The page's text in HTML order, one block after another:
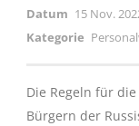
Datum 15 Nov.
Kategorie
Die Regeln für
Bürgern der